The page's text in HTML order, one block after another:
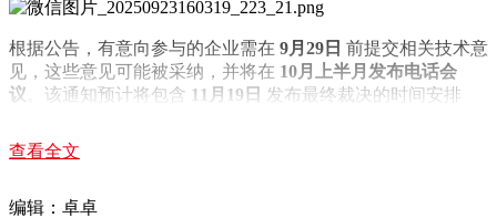
根据公告，有意向参与的企业需在 9月29日 前提交相关技术意
见，这些意见可能被采纳，并将在 10月上半月发布电话会
议 。该通知预计将包含 11月19日 发布最终裁决的时间安排
查看全文
编辑：卓卓